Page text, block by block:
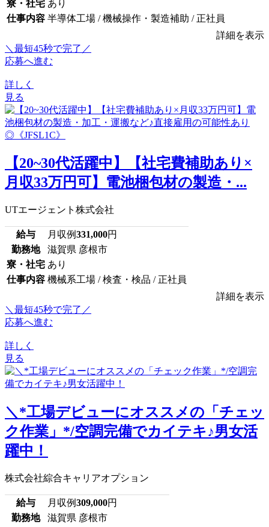
寮・社宅 あり
仕事内容 半導体工場 / 機械操作・製造補助 / 正社員
詳細を表示
＼最短45秒で完了／
応募へ進む
詳しく
見る
【20~30代活躍中】【社宅費補助あり×
月収33万円可】電池梱包材の製造・...
UTエージェント株式会社
給与 月収例331,000円
勤務地
滋賀県 彦根市
寮・社宅 あり
仕事内容 機械系工場 / 検査・検品 / 正社員
詳細を表示
＼最短45秒で完了／
応募へ進む
詳しく
見る
＼*工場デビューにオススメの「チェッ
ク作業」*/空調完備でカイテキ♪男女活
躍中！
株式会社綜合キャリアオプション
給与 月収例309,000円
勤務地
滋賀県 彦根市